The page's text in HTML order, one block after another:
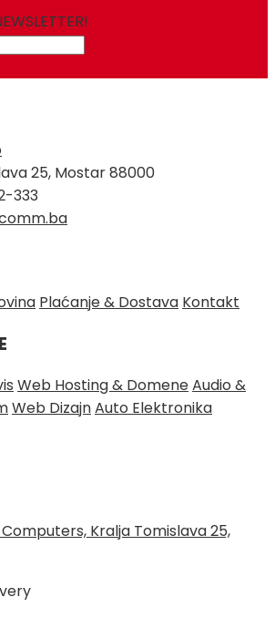
25, Mostar 88000
333
Plaćanje & Dostava Kontakt
Web Hosting & DomeneAudio &
Web DizajnAuto Elektronika
Kralja Tomislava 25,